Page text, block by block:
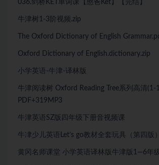
036.剑桥KET单词课【憨爸Ket】【完结】
牛津树1-3阶视频.zip
The Oxford Dictionary of English
Oxford Dictionary of English.dictionary.zip
小学英语-牛津-译林版
牛津阅读树 Oxford Reading Tree系列高清(1-
PDF+319MP3
牛津英语SZ版四年级下册音视频课
牛冿少儿英语Let’s go教材全套玩具（第四版）
黄冈名师课堂 小学英语译林版牛津版1—6年